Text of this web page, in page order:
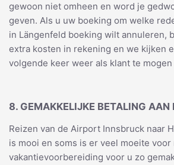
gewoon niet omheen en word je
geven. Als u uw boeking om welke
in Längenfeld boeking wilt annuleren,
extra kosten in rekening en we kijken
volgende keer weer als klant te
8. GEMAKKELIJKE BETALING AAN
Reizen van de Airport Innsbruck naar
is mooi en soms is er veel moeite voor
vakantievoorbereiding voor u zo